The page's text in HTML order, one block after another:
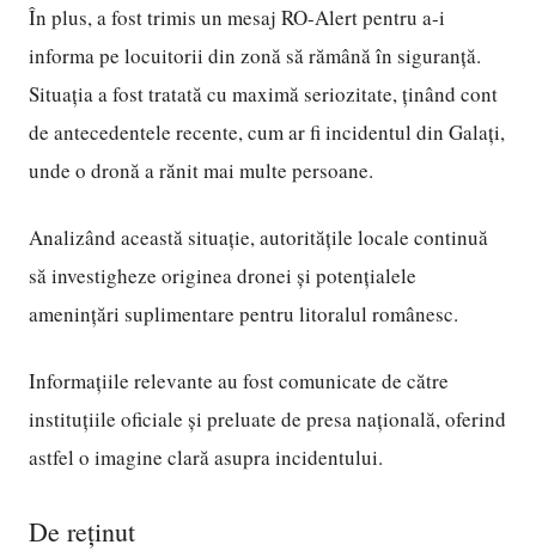
În plus, a fost trimis un mesaj RO-Alert pentru a-i
informa pe locuitorii din zonă să rămână în siguranță.
Situația a fost tratată cu maximă seriozitate, ținând cont
de antecedentele recente, cum ar fi incidentul din Galați,
unde o dronă a rănit mai multe persoane.
Analizând această situație, autoritățile locale continuă
să investigheze originea dronei și potențialele
amenințări suplimentare pentru litoralul românesc.
Informațiile relevante au fost comunicate de către
instituțiile oficiale și preluate de presa națională, oferind
astfel o imagine clară asupra incidentului.
De reținut